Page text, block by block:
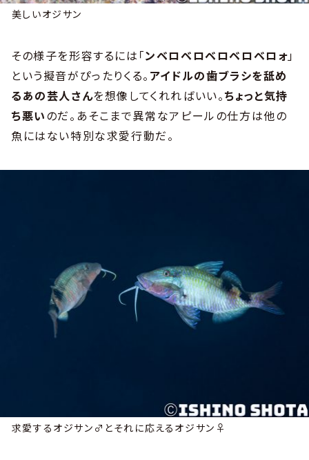
美しいオジサン
その様子を形容するには「ンベロベロベロベロベロォ」
という擬音がぴったりくる。 アイドルの歯ブラシを舐め
るあの芸人さんを想像してくれればいい。ちょっと気持
ち悪いのだ。あそこまで異常なアピールの仕方は他の
魚にはない特別な求愛行動だ。
求愛するオジサン♂とそれに応えるオジサン♀